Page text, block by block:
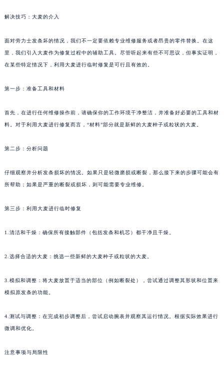
解决技巧：大麦的介入
面对劳力士发条坏的情况，我们不一定要依赖专业维修服务或者昂贵的零件替换。在这
里，我们引入大麦作为修复过程中的辅助工具。尽管听起来有些不可思议，但事实证明，
在某些特定情况下，利用大麦进行临时修复是可行且有效的。
第一步：准备工具和材料
首先，在进行任何维修操作前，请确保你的工作环境干净整洁，并准备好必要的工具和材
料。对于利用大麦进行修复而言，“材料”部分就是新鲜的大麦种子或粒状的大麦。
第二步：分析问题
仔细观察并分析发条损坏的情况。如果只是轻微磨损或断裂，那么接下来的步骤可能会有
所帮助；如果是严重的断裂或损坏，则可能需要专业维修。
第三步：利用大麦进行临时修复
1.清洁和干燥：确保所有接触部件（包括发条和机芯）都干净且干燥。
2.选择合适的大麦：挑选一些新鲜的大麦种子或粒状的大麦。
3.模拟和调整：将大麦放置于适当的部位（例如断裂处），尝试通过调整其形状和位置来
模拟原发条的功能。
4.测试与调整：在完成初步调整后，尝试启动腕表并观察其运行情况。根据实际效果进行
微调和优化。
注意事项与局限性